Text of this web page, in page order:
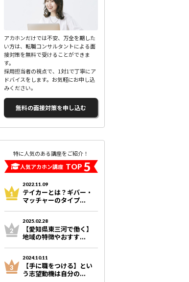
アカホンだけでは不安、万全を期した
い方は、転職コンサルタントによる面
接対策を無料で受けることができま
す。
採用担当者の視点で、1対1で丁寧にア
ドバイスをします。お気軽にお申し込
みください。
無料の面接対策を申し込む
特に人気のある講座をご紹介！
人気アカホン講座 TOP 5
2022.11.09
テイカーとは？ギバー・
マッチャーのタイプ...
2025.02.28
【愛知県東三河で働く】
地域の特徴やおすす...
2024.10.11
【手に職をつける】とい
う志望動機は自分の...